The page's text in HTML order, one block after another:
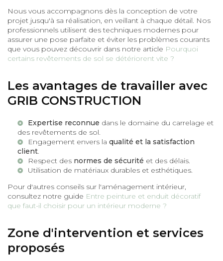
Nous vous accompagnons dès la conception de votre
projet jusqu'à sa réalisation, en veillant à chaque détail. Nos
professionnels utilisent des techniques modernes pour
assurer une pose parfaite et éviter les problèmes courants
que vous pouvez découvrir dans notre article Pourquoi
certains revêtements de sol se détériorent vite ?
Les avantages de travailler avec
GRIB CONSTRUCTION
Expertise reconnue dans le domaine du carrelage et
des revêtements de sol.
Engagement envers la qualité et la satisfaction
client.
Respect des normes de sécurité et des délais.
Utilisation de matériaux durables et esthétiques.
Pour d'autres conseils sur l'aménagement intérieur,
consultez notre guide Entre peinture et enduit décoratif
que faut-il choisir pour un intérieur moderne ?
Zone d'intervention et services
proposés